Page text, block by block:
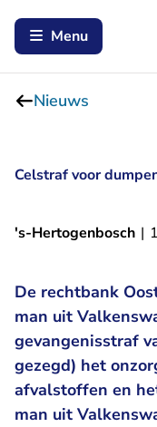
Menu
Nieuws
Celstraf voor
's-Hertogenbosch |
De rechtbank
man uit
gevangenisstraf
gezegd) het
afvalstoffen en
man uit